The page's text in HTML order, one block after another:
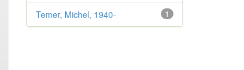
1
Temer, Michel, 1940-